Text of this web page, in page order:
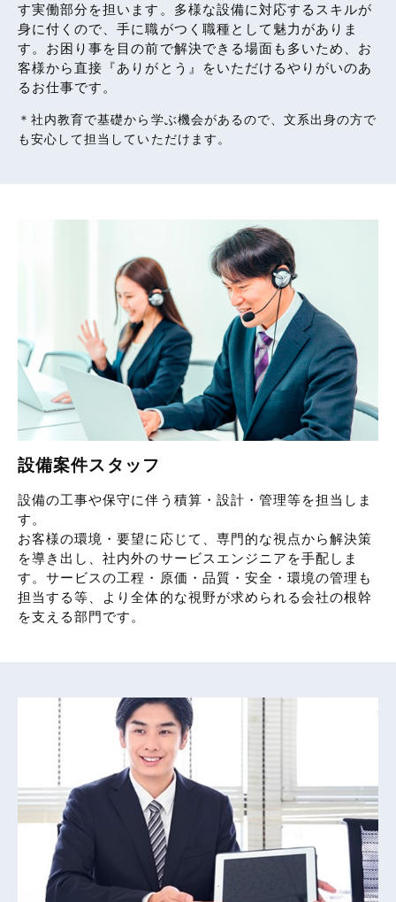
す実働部分を担います。多様な設備に対応するスキルが
身に付くので、手に職がつく職種として魅力がありま
す。お困り事を目の前で解決できる場面も多いため、お
客様から直接『ありがとう』をいただけるやりがいのあ
るお仕事です。
＊社内教育で基礎から学ぶ機会があるので、文系出身の方で
も安心して担当していただけます。
設備案件スタッフ
設備の工事や保守に伴う積算・設計・管理等を担当しま
す。
お客様の環境・要望に応じて、専門的な視点から解決策
を導き出し、社内外のサービスエンジニアを手配しま
す。サービスの工程・原価・品質・安全・環境の管理も
担当する等、より全体的な視野が求められる会社の根幹
を支える部門です。